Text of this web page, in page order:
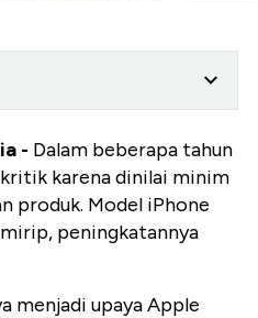
- Dalam beberapa tahun
karena dinilai minim
produk. Model iPhone
peningkatannya
menjadi upaya Apple